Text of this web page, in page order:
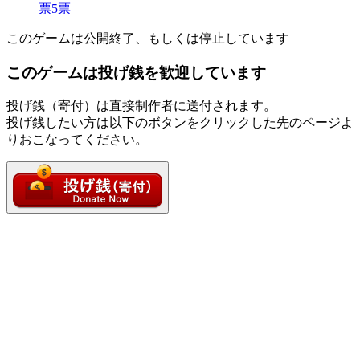
票5票
このゲームは公開終了、もしくは停止しています
このゲームは投げ銭を歓迎しています
投げ銭（寄付）は直接制作者に送付されます。
投げ銭したい方は以下のボタンをクリックした先のページよ
りおこなってください。